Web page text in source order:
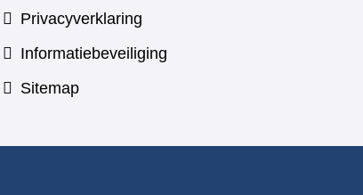
Privacyverklaring
Informatiebeveiliging
Sitemap